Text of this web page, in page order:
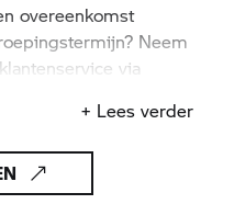
overeenkomst
Neem
via
+ Lees verder